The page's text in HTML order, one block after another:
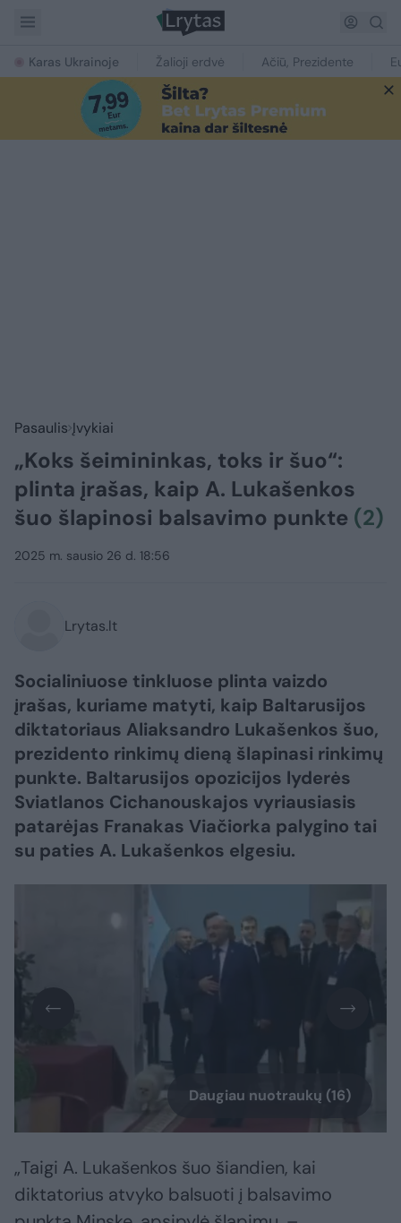
Karas Ukrainoje Žalioji erdvė Ačiū, Prezidente
Pasaulis Įvykiai
„Koks šeimininkas, toks ir šuo“:
plinta įrašas, kaip A. Lukašenkos
šuo šlapinosi balsavimo punkte (2)
2025 m. sausio 26 d. 18:56
Lrytas.lt
Socialiniuose tinkluose plinta vaizdo
įrašas, kuriame matyti, kaip Baltarusijos
diktatoriaus Aliaksandro Lukašenkos šuo,
prezidento rinkimų dieną šlapinasi rinkimų
punkte. Baltarusijos opozicijos lyderės
Sviatlanos Cichanouskajos vyriausiasis
patarėjas Franakas Viačiorka palygino tai
su paties A. Lukašenkos elgesiu.
Daugiau nuotraukų (16)
„Taigi A. Lukašenkos šuo šiandien, kai
diktatorius atvyko balsuoti į balsavimo